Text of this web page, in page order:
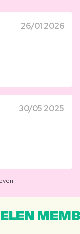
26/01 2026
30/05 2025